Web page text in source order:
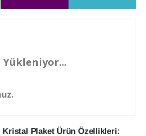
Yükleniyor...
Kristal Plaket Ürün Özellikleri: